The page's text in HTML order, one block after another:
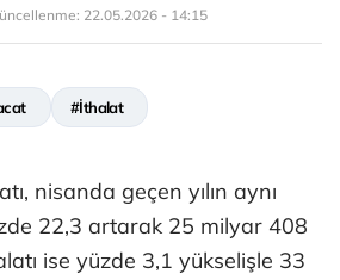
22.05.2026 - 14:15
#İthalat
nisanda geçen yılın aynı
22,3 artarak 25 milyar 408
ise yüzde 3,1 yükselişle 33